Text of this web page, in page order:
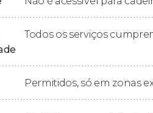
vamos explorar o lado mais
às 11:30 horas no centro
Todos os serviços
Permitidos, só em zonas